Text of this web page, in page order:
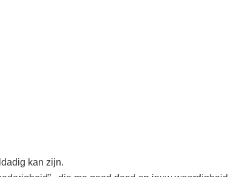
kan zijn.